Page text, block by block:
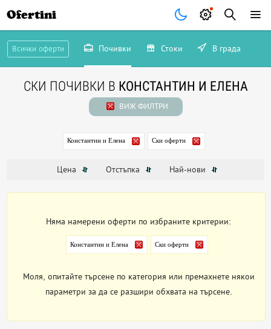
Ofertini
Всички оферти Почивки Стоки В града
СКИ ПОЧИВКИ В КОНСТАНТИН И ЕЛЕНА
ВИЖ ФИЛТРИ
Константин и Елена Ски оферти
Цена Отстъпка Най-нови
Няма намерени оферти по избраните критерии:
Константин и Елена Ски оферти
Моля, опитайте търсене по категория или премахнете някои
параметри за да се разшири обхвата на търсене.